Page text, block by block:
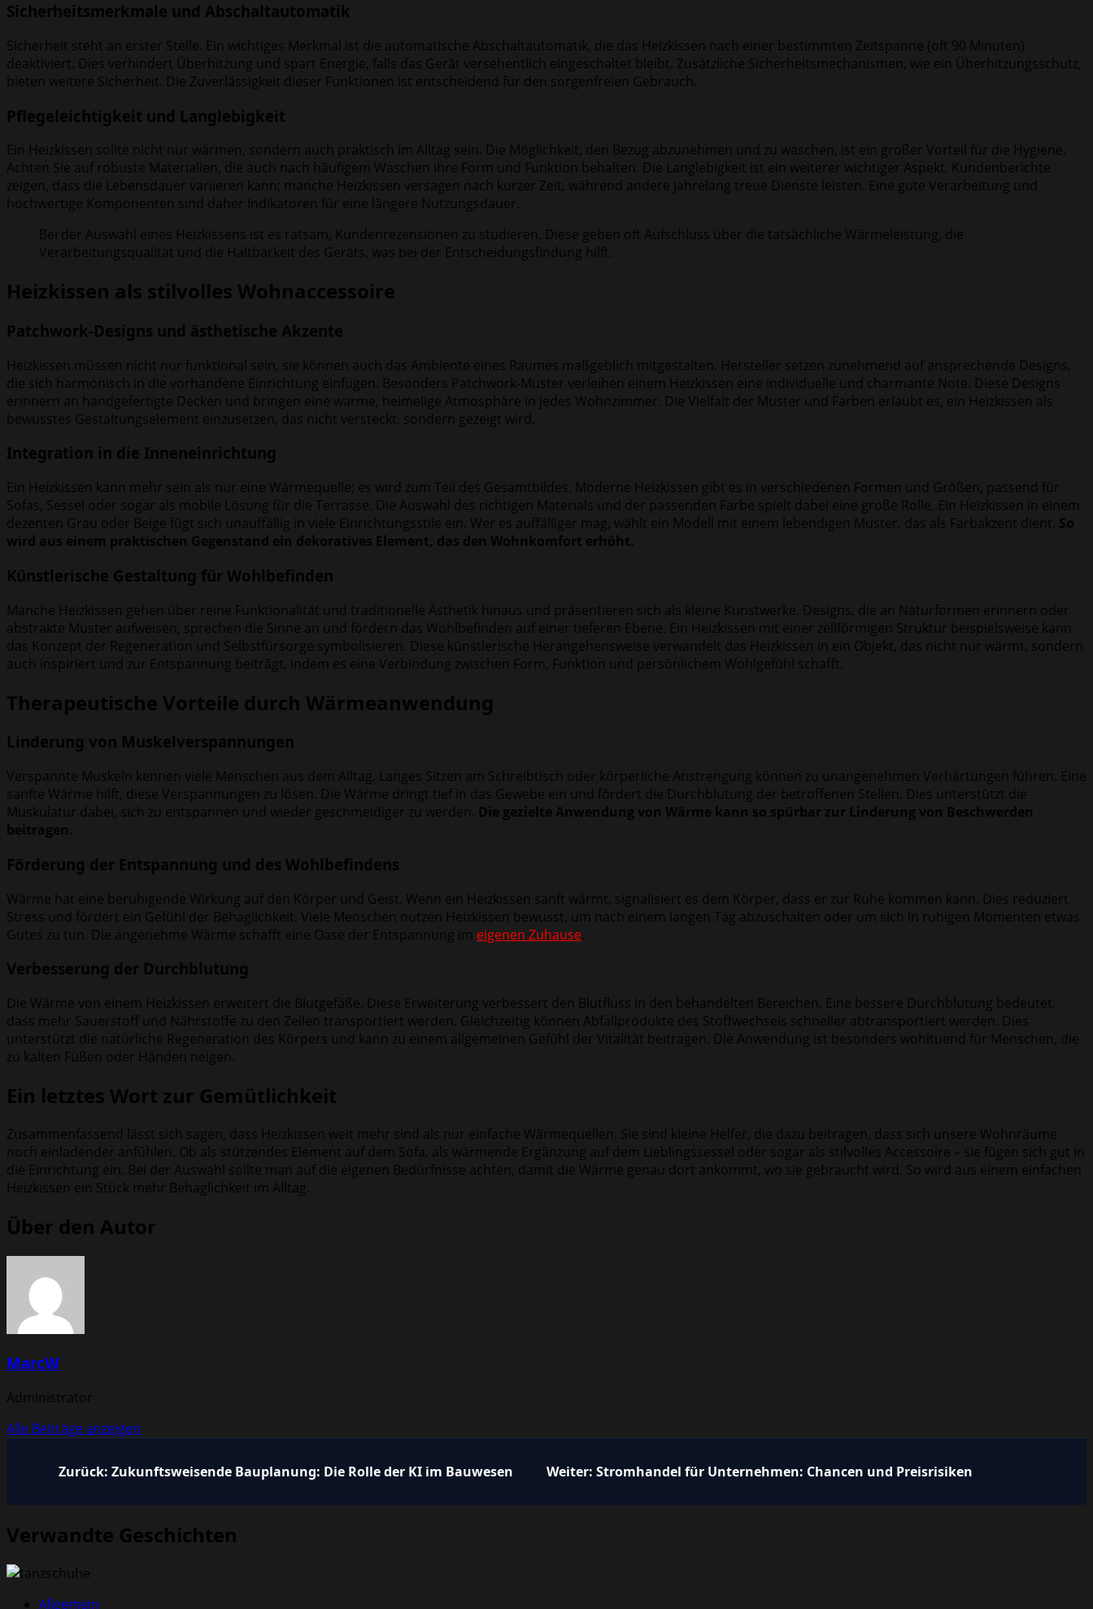
Sicherheitsmerkmale und Abschaltautomatik
Sicherheit steht an erster Stelle. Ein wichtiges Merkmal ist die automatische Abschaltautomatik, die das Heizkissen nach einer bestimmten Zeitspanne (oft 90 Minuten)
deaktiviert. Dies verhindert Überhitzung und spart Energie, falls das Gerät versehentlich eingeschaltet bleibt. Zusätzliche Sicherheitsmechanismen, wie ein Überhitzungsschutz,
bieten weitere Sicherheit. Die Zuverlässigkeit dieser Funktionen ist entscheidend für den sorgenfreien Gebrauch.
Pflegeleichtigkeit und Langlebigkeit
Ein Heizkissen sollte nicht nur wärmen, sondern auch praktisch im Alltag sein. Die Möglichkeit, den Bezug abzunehmen und zu waschen, ist ein großer Vorteil für die Hygiene.
Achten Sie auf robuste Materialien, die auch nach häufigem Waschen ihre Form und Funktion behalten. Die Langlebigkeit ist ein weiterer wichtiger Aspekt. Kundenberichte
zeigen, dass die Lebensdauer variieren kann; manche Heizkissen versagen nach kurzer Zeit, während andere jahrelang treue Dienste leisten. Eine gute Verarbeitung und
hochwertige Komponenten sind daher Indikatoren für eine längere Nutzungsdauer.
Bei der Auswahl eines Heizkissens ist es ratsam, Kundenrezensionen zu studieren. Diese geben oft Aufschluss über die tatsächliche Wärmeleistung, die
Verarbeitungsqualität und die Haltbarkeit des Geräts, was bei der Entscheidungsfindung hilft.
Heizkissen als stilvolles Wohnaccessoire
Patchwork-Designs und ästhetische Akzente
Heizkissen müssen nicht nur funktional sein, sie können auch das Ambiente eines Raumes maßgeblich mitgestalten. Hersteller setzen zunehmend auf ansprechende Designs,
die sich harmonisch in die vorhandene Einrichtung einfügen. Besonders Patchwork-Muster verleihen einem Heizkissen eine individuelle und charmante Note. Diese Designs
erinnern an handgefertigte Decken und bringen eine warme, heimelige Atmosphäre in jedes Wohnzimmer. Die Vielfalt der Muster und Farben erlaubt es, ein Heizkissen als
bewusstes Gestaltungselement einzusetzen, das nicht versteckt, sondern gezeigt wird.
Integration in die Inneneinrichtung
Ein Heizkissen kann mehr sein als nur eine Wärmequelle; es wird zum Teil des Gesamtbildes. Moderne Heizkissen gibt es in verschiedenen Formen und Größen, passend für
Sofas, Sessel oder sogar als mobile Lösung für die Terrasse. Die Auswahl des richtigen Materials und der passenden Farbe spielt dabei eine große Rolle. Ein Heizkissen in einem
dezenten Grau oder Beige fügt sich unauffällig in viele Einrichtungsstile ein. Wer es auffälliger mag, wählt ein Modell mit einem lebendigen Muster, das als Farbakzent dient. So
wird aus einem praktischen Gegenstand ein dekoratives Element, das den Wohnkomfort erhöht.
Künstlerische Gestaltung für Wohlbefinden
Manche Heizkissen gehen über reine Funktionalität und traditionelle Ästhetik hinaus und präsentieren sich als kleine Kunstwerke. Designs, die an Naturformen erinnern oder
abstrakte Muster aufweisen, sprechen die Sinne an und fördern das Wohlbefinden auf einer tieferen Ebene. Ein Heizkissen mit einer zellförmigen Struktur beispielsweise kann
das Konzept der Regeneration und Selbstfürsorge symbolisieren. Diese künstlerische Herangehensweise verwandelt das Heizkissen in ein Objekt, das nicht nur wärmt, sondern
auch inspiriert und zur Entspannung beiträgt, indem es eine Verbindung zwischen Form, Funktion und persönlichem Wohlgefühl schafft.
Therapeutische Vorteile durch Wärmeanwendung
Linderung von Muskelverspannungen
Verspannte Muskeln kennen viele Menschen aus dem Alltag. Langes Sitzen am Schreibtisch oder körperliche Anstrengung können zu unangenehmen Verhärtungen führen. Eine
sanfte Wärme hilft, diese Verspannungen zu lösen. Die Wärme dringt tief in das Gewebe ein und fördert die Durchblutung der betroffenen Stellen. Dies unterstützt die
Muskulatur dabei, sich zu entspannen und wieder geschmeidiger zu werden. Die gezielte Anwendung von Wärme kann so spürbar zur Linderung von Beschwerden
beitragen.
Förderung der Entspannung und des Wohlbefindens
Wärme hat eine beruhigende Wirkung auf den Körper und Geist. Wenn ein Heizkissen sanft wärmt, signalisiert es dem Körper, dass er zur Ruhe kommen kann. Dies reduziert
Stress und fördert ein Gefühl der Behaglichkeit. Viele Menschen nutzen Heizkissen bewusst, um nach einem langen Tag abzuschalten oder um sich in ruhigen Momenten etwas
Gutes zu tun. Die angenehme Wärme schafft eine Oase der Entspannung im eigenen Zuhause.
Verbesserung der Durchblutung
Die Wärme von einem Heizkissen erweitert die Blutgefäße. Diese Erweiterung verbessert den Blutfluss in den behandelten Bereichen. Eine bessere Durchblutung bedeutet,
dass mehr Sauerstoff und Nährstoffe zu den Zellen transportiert werden. Gleichzeitig können Abfallprodukte des Stoffwechsels schneller abtransportiert werden. Dies
unterstützt die natürliche Regeneration des Körpers und kann zu einem allgemeinen Gefühl der Vitalität beitragen. Die Anwendung ist besonders wohltuend für Menschen, die
zu kalten Füßen oder Händen neigen.
Ein letztes Wort zur Gemütlichkeit
Zusammenfassend lässt sich sagen, dass Heizkissen weit mehr sind als nur einfache Wärmequellen. Sie sind kleine Helfer, die dazu beitragen, dass sich unsere Wohnräume
noch einladender anfühlen. Ob als stützendes Element auf dem Sofa, als wärmende Ergänzung auf dem Lieblingssessel oder sogar als stilvolles Accessoire – sie fügen sich gut in
die Einrichtung ein. Bei der Auswahl sollte man auf die eigenen Bedürfnisse achten, damit die Wärme genau dort ankommt, wo sie gebraucht wird. So wird aus einem einfachen
Heizkissen ein Stück mehr Behaglichkeit im Alltag.
Über den Autor
MarcW
Administrator
Alle Beiträge anzeigen
Beitragsnavigation
Zurück: Zukunftsweisende Bauplanung: Die Rolle der KI im Bauwesen Weiter: Stromhandel für Unternehmen: Chancen und Preisrisiken
Verwandte Geschichten
Allgemein